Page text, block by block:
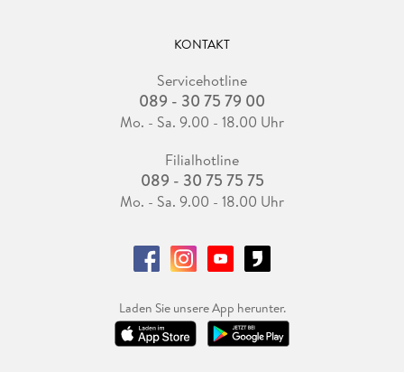
KONTAKT
Servicehotline
089 - 30 75 79 00
Mo. - Sa. 9.00 - 18.00 Uhr
Filialhotline
089 - 30 75 75 75
Mo. - Sa. 9.00 - 18.00 Uhr
Laden Sie unsere App herunter.